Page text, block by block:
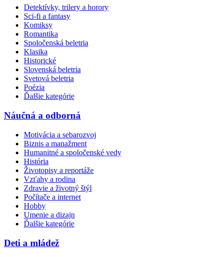
Detektívky, trilery a horory
Sci-fi a fantasy
Komiksy
Romantika
Spoločenská beletria
Klasika
Historické
Slovenská beletria
Svetová beletria
Poézia
Ďalšie kategórie
Náučná a odborná
Motivácia a sebarozvoj
Biznis a manažment
Humanitné a spoločenské vedy
História
Životopisy a reportáže
Vzťahy a rodina
Zdravie a životný štýl
Počítače a internet
Hobby
Umenie a dizajn
Ďalšie kategórie
Deti a mládež